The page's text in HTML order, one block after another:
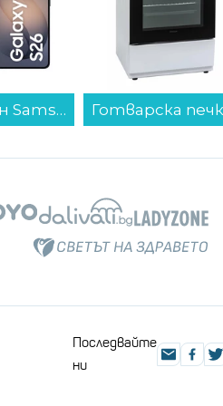
Готварска печка (ток/газ) Finlux FXC 622M , 2 газ 2ток , Бял...
Последвайте
ни